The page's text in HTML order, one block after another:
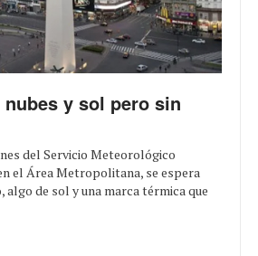
y sol pero sin
del Servicio Meteorológico
el Área Metropolitana, se espera
de sol y una marca térmica que